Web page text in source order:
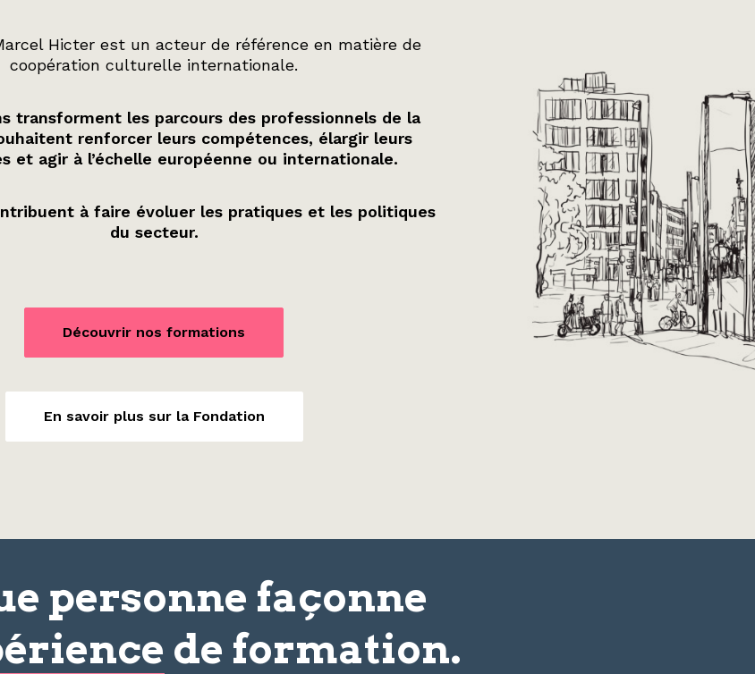
Hicter est un acteur de référence en matière de
coopération culturelle internationale.
transforment les parcours des professionnels de la
renforcer leurs compétences, élargir leurs
et agir à l’échelle européenne ou internationale.
à faire évoluer les pratiques et les politiques
du secteur.
Découvrir nos formations
En savoir plus sur la Fondation
personne façonne
de formation.